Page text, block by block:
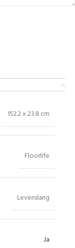
152.2 x 23.8 cm
Floorlife
Levenslang
Ja